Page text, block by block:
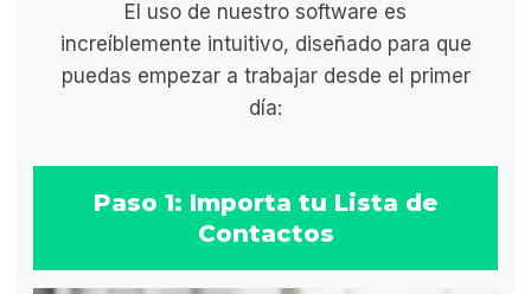
El uso de nuestro software es
increíblemente intuitivo, diseñado para que
puedas empezar a trabajar desde el primer
día:
Paso 1: Importa tu Lista de
Contactos